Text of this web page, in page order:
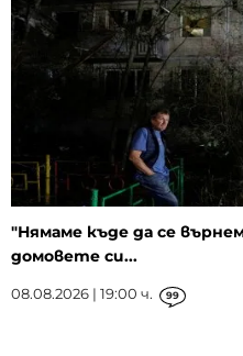
"Нямаме къде да се
домовете си...
08.08.2026 | 19:00 ч. 99